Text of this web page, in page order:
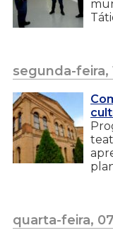
segunda-feira,
quarta-feira,